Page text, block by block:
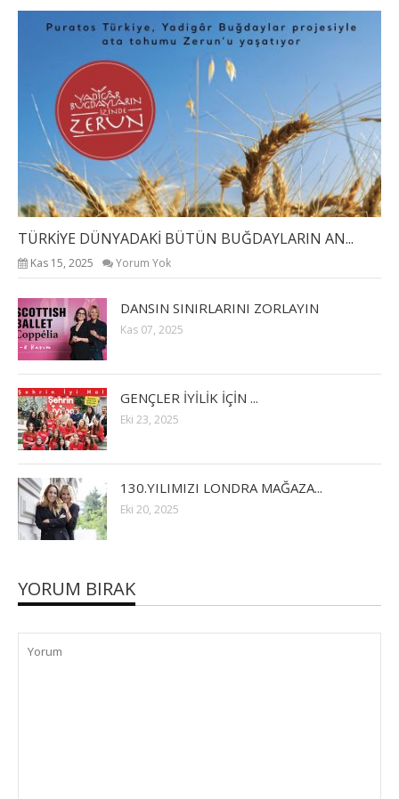
TÜRKİYE DÜNYADAKİ BÜTÜN BUĞDAYLARIN AN...
Kas 15, 2025 Yorum Yok
DANSIN SINIRLARINI ZORLAYIN
Kas 07, 2025
GENÇLER İYİLİK İÇİN ...
Eki 23, 2025
130.YILIMIZI LONDRA MAĞAZA...
Eki 20, 2025
YORUM BIRAK